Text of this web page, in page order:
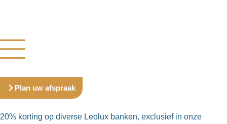
Plan uw afspraak
20% korting op diverse Leolux banken, exclusief in onze